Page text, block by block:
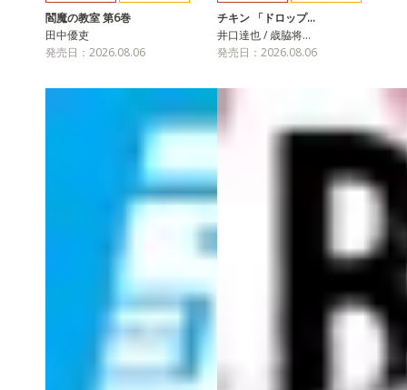
閻魔の教室 第6巻
田中優吏
発売日：2026.08.06
チキン 「ドロップ…
井口達也 / 歳脇将…
発売日：2026.08.06